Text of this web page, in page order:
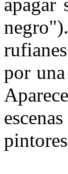
apagar
por